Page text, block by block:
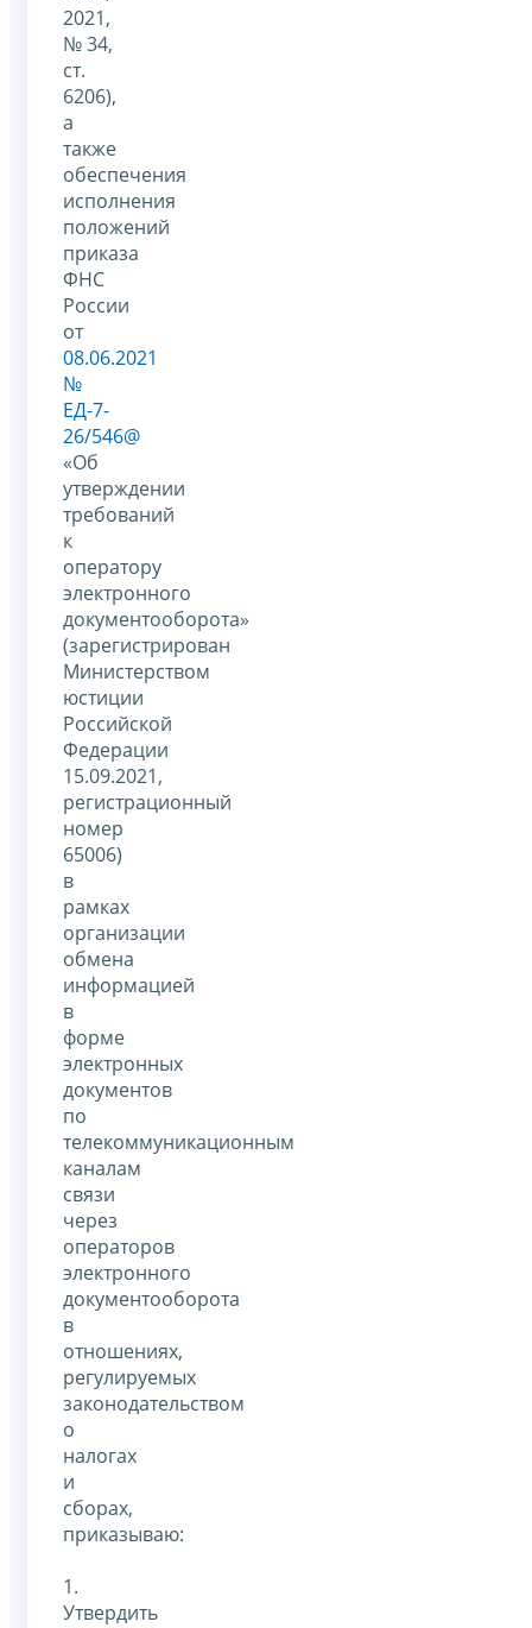
2021,
№ 34,
ст.
6206),
а
также
обеспечения
исполнения
положений
приказа
ФНС
России
от
08.06.2021
№
ЕД-7-
26/546@
«Об
утверждении
требований
к
оператору
электронного
документооборота»
(зарегистрирован
Министерством
юстиции
Российской
Федерации
15.09.2021,
регистрационный
номер
65006)
в
рамках
организации
обмена
информацией
в
форме
электронных
документов
по
телекоммуникационным
каналам
связи
через
операторов
электронного
документооборота
в
отношениях,
регулируемых
законодательством
о
налогах
и
сборах,
приказываю:
1.
Утвердить